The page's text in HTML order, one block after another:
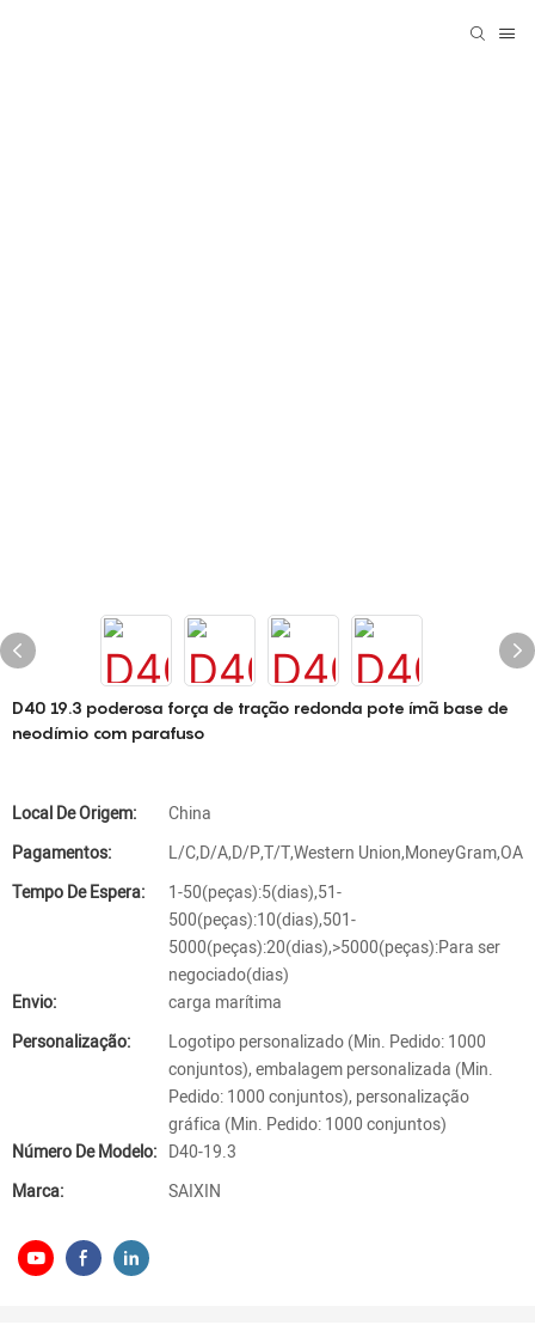
D40 19.3 poderosa força de tração redonda pote ímã base de
neodímio com parafuso
Local De Origem:
China
Pagamentos:
L/C,D/A,D/P,T/T,Western Union,MoneyGram,OA
Tempo De Espera:
1-50(peças):5(dias),51-
500(peças):10(dias),501-
5000(peças):20(dias),>5000(peças):Para ser
negociado(dias)
Envio:
carga marítima
Personalização:
Logotipo personalizado (Min. Pedido: 1000
conjuntos), embalagem personalizada (Min.
Pedido: 1000 conjuntos), personalização
gráfica (Min. Pedido: 1000 conjuntos)
Número De Modelo: D40-19.3
Marca:
SAIXIN